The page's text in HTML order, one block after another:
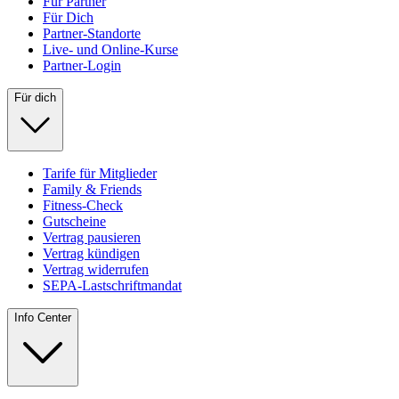
Für Dich
Partner-Standorte
Live- und Online-Kurse
Partner-Login
Für dich
Tarife für Mitglieder
Family & Friends
Fitness-Check
Gutscheine
Vertrag pausieren
Vertrag kündigen
Vertrag widerrufen
SEPA-Lastschriftmandat
Info Center